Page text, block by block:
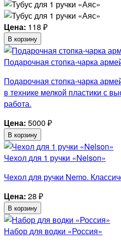
Цена: 118 ₽
В корзину
Подарочная стопка-чарка
Подарочная стопка-чарка
в технике мелкой пластики с
работа.
Цена: 5000 ₽
В корзину
Чехол для 1 ручки «Nelson»
Чехол для ручки Nemo.
Цена: 28 ₽
В корзину
Набор для водки «Россия»